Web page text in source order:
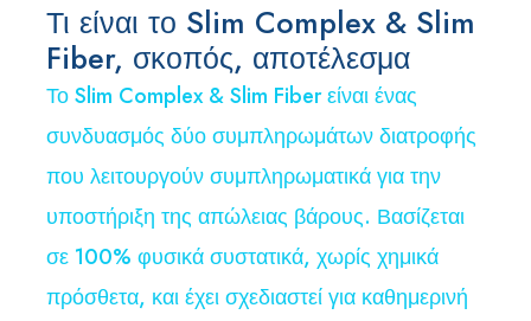
Τι είναι το Slim Complex & Slim
Fiber, σκοπός, αποτέλεσμα
Το Slim Complex & Slim Fiber είναι ένας
συνδυασμός δύο συμπληρωμάτων διατροφής
που λειτουργούν συμπληρωματικά για την
υποστήριξη της απώλειας βάρους. Βασίζεται
σε 100% φυσικά συστατικά, χωρίς χημικά
πρόσθετα, και έχει σχεδιαστεί για καθημερινή